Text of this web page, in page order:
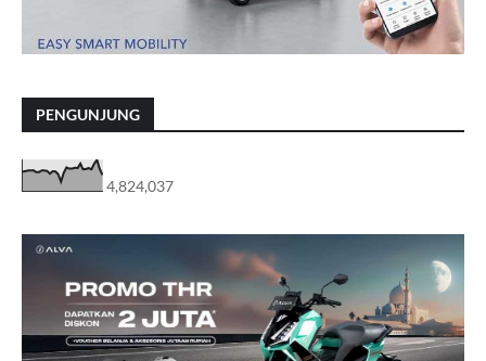
PENGUNJUNG
4,824,037